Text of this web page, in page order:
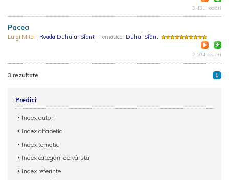
3.431 redări
Pacea
Luigi Mitoi | Roada Duhului Sfant | Tematica: Duhul Sfânt
2.504 redări
3 rezultate 1
Predici
Index autori
Index alfabetic
Index tematic
Index categorii de vârstă
Index referințe